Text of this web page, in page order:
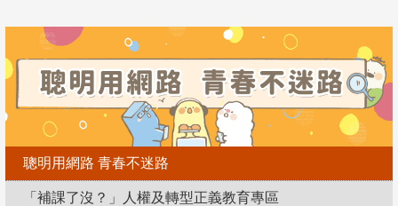
聰明用網路 青春不迷路
「補課了沒？」人權及轉型正義教育專區